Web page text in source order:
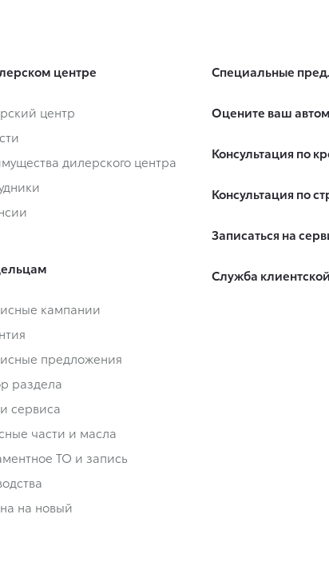
центре
центр
дилерского центра
кампании
предложения
раздела
сервиса
части и масла
ТО и запись
на новый
Специальные
Оцените ваш
Консультация по
Консультация по
Записаться на
Служба